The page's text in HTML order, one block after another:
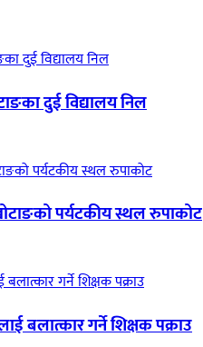
दुई विद्यालय निल
पर्यटकीय स्थल रुपाकोट
बलात्कार गर्ने शिक्षक पक्राउ